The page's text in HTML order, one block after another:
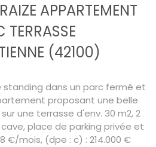
APPARTEMENT
TERRASSE
(42100)
standing dans un parc fermé et
proposant une belle
une terrasse d'env. 30 m2, 2
place de parking privée et
€/mois, (dpe : c) : 214.000 €